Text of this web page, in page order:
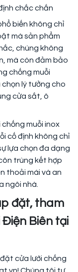
chắc chắn
biến không chỉ
mà sản phẩm
chúng không
mà còn đảm bảo
chống muỗi
lý tưởng cho
cửa sắt, ô
muỗi inox
cố định không chỉ
lựa chọn đa dạng
trùng kết hợp
thoải mái và an
ngôi nhà.
đặt, tham
Biên tại
cửa lưới chống